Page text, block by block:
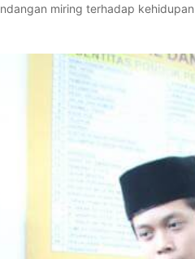
miring terhadap